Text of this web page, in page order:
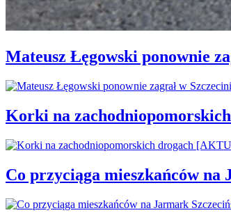
Mateusz Łęgowski ponownie
Korki na
Co przyciąga mieszkańców